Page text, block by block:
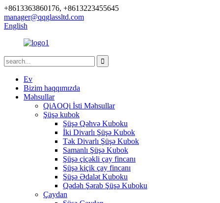
+8613363860176, +8613223455645
manager@qqglassltd.com
English
Ev
Bizim haqqımızda
Məhsullar
QiAOQi İsti Məhsullar
Şüşə kubok
Şüşə Qəhvə Kuboku
İki Divarlı Şüşə Kubok
Tək Divarlı Şüşə Kubok
Samanlı Şüşə Kubok
Şüşə çiçəkli çay fincanı
Şüşə kiçik çay fincanı
Şüşə Ədalət Kuboku
Qədəh Şərab Şüşə Kuboku
Çaydan